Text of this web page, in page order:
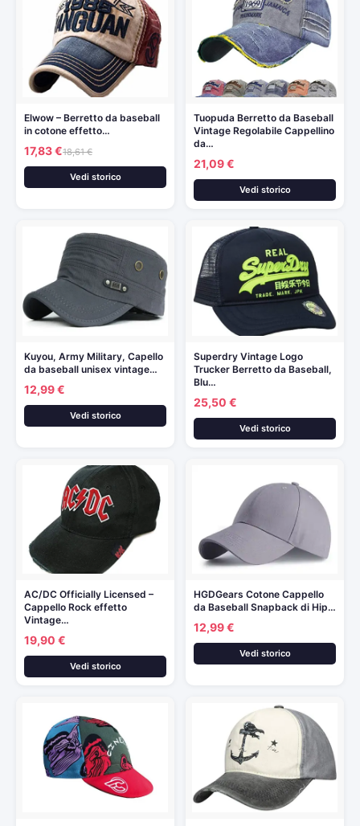
Elwow – Berretto da baseball
in cotone effetto…
17,83 €18,61 €
Vedi storico
Tuopuda Berretto da Baseball
Vintage Regolabile Cappellino
da…
21,09 €
Vedi storico
Kuyou, Army Military, Capello
da baseball unisex vintage…
12,99 €
Vedi storico
Superdry Vintage Logo
Trucker Berretto da Baseball,
Blu…
25,50 €
Vedi storico
AC/DC Officially Licensed –
Cappello Rock effetto
Vintage…
19,90 €
Vedi storico
HGDGears Cotone Cappello
da Baseball Snapback di Hip…
12,99 €
Vedi storico